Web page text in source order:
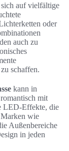
sich auf vielfältige
oder
auch zu
schaffen.
kann in
mit
LED-Effekte, die
wie
Außenbereiche
in jeden